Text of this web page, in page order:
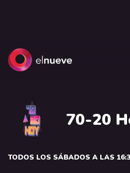
70-20
TODOS LOS SÁBADOS A LAS